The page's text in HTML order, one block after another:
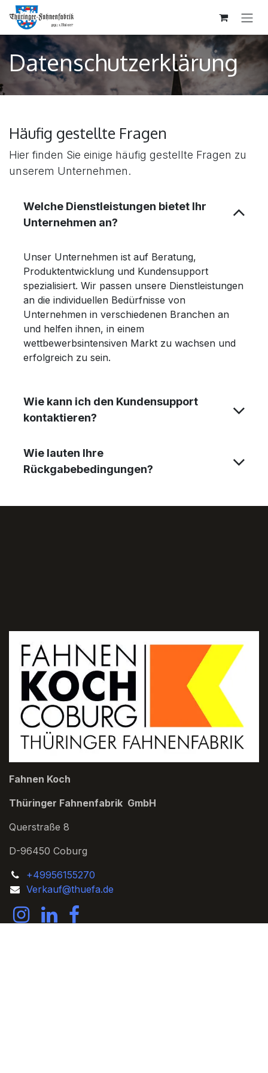
ZUM INHALT SPRINGEN
Datenschutzerklärung
Häufig gestellte Fragen
Hier finden Sie einige häufig gestellte Fragen zu
unserem Unternehmen.
Welche Dienstleistungen bietet Ihr
Unternehmen an?
Unser Unternehmen ist auf Beratung,
Produktentwicklung und Kundensupport
spezialisiert. Wir passen unsere Dienstleistungen
an die individuellen Bedürfnisse von
Unternehmen in verschiedenen Branchen an
und helfen ihnen, in einem
wettbewerbsintensiven Markt zu wachsen und
erfolgreich zu sein.
Wie kann ich den Kundensupport
kontaktieren?
Wie lauten Ihre
Rückgabebedingungen?
Fahnen Koch
Thüringer Fahnenfabrik GmbH
Querstraße 8
D-96450 Coburg
+49956155270
Verkauf@thuefa.de